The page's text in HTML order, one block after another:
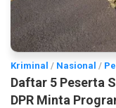
Kriminal / Nasional /
Daftar 5 Peserta
DPR Minta